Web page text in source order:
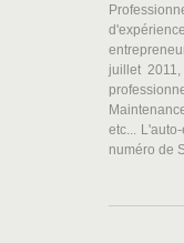
juillet
etc...
numéro de